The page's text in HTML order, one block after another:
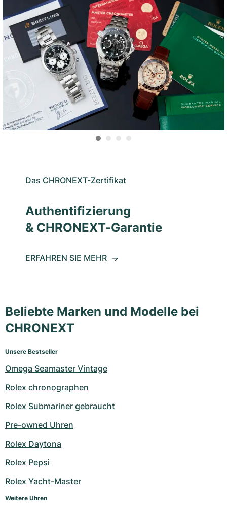
Das CHRONEXT-Zertifikat
Authentifizierung
& CHRONEXT-Garantie
ERFAHREN SIE MEHR
Beliebte Marken und Modelle bei
CHRONEXT
Unsere Bestseller
Omega Seamaster Vintage
Rolex chronographen
Rolex Submariner gebraucht
Pre-owned Uhren
Rolex Daytona
Rolex Pepsi
Rolex Yacht-Master
Weitere Uhren